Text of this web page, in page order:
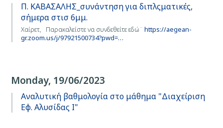
Π. ΚΑΒΑΣΑΛΗΣ_συνάντηση για διπλςματικές,
σήμερα στισ 6μμ.
Χαίρετ, Παρακαλείστε να συνδεθείτε εδώ¨ https://aegean-
gr.zoom.us/j/97921500734?pwd=…
Monday, 19/06/2023
Αναλυτική βαθμολογία στο μάθημα "Διαχείριση
Εφ. Αλυσίδας Ι"